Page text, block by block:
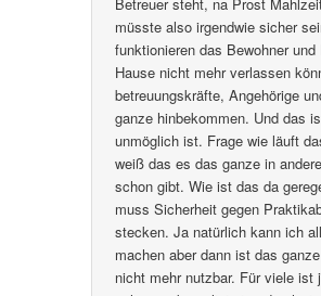
müsste also irgendwie sicher
funktionieren das Bewohner
Hause nicht mehr verlassen
betreuungskräfte, Angehörige
ganze hinbekommen. Und das
unmöglich ist. Frage wie läuft
weiß das es das ganze in
schon gibt. Wie ist das da
muss Sicherheit gegen
stecken. Ja natürlich kann ich
machen aber dann ist das
nicht mehr nutzbar. Für viele ist